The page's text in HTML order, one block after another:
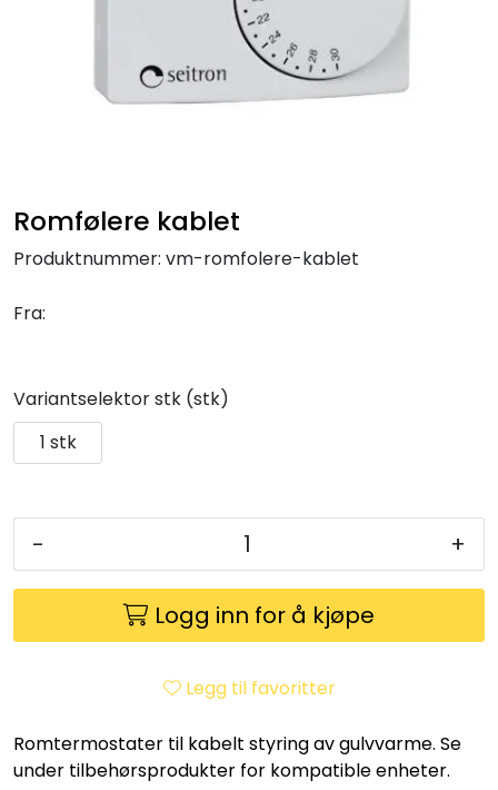
Romfølere kablet
Produktnummer: vm-romfolere-kablet
Fra:
Variantselektor stk (stk)
1 stk
- +
Logg inn for å kjøpe
Legg til favoritter
Romtermostater til kabelt styring av gulvvarme. Se
under tilbehørsprodukter for kompatible enheter.
Radiatorer
Planfront radiatorer
Rør
Watersafe
Elektrokjeler
Utleieverktøy
Vifter
Skap